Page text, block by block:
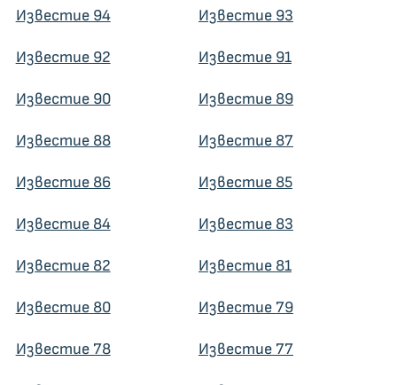
Известие 94 Известие 93
Известие 92 Известие 91
Известие 90 Известие 89
Известие 88 Известие 87
Известие 86 Известие 85
Известие 84 Известие 83
Известие 82 Известие 81
Известие 80 Известие 79
Известие 78 Известие 77